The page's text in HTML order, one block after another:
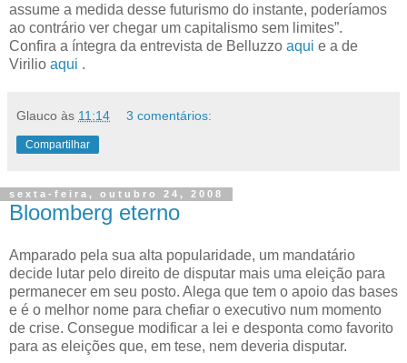
assume a medida desse futurismo do instante, poderíamos
ao contrário ver chegar um capitalismo sem limites”.
Confira a íntegra da entrevista de Belluzzo aqui e a de
Virilio aqui .
Glauco às 11:14 3 comentários:
Compartilhar
sexta-feira, outubro 24, 2008
Bloomberg eterno
Amparado pela sua alta popularidade, um mandatário
decide lutar pelo direito de disputar mais uma eleição para
permanecer em seu posto. Alega que tem o apoio das bases
e é o melhor nome para chefiar o executivo num momento
de crise. Consegue modificar a lei e desponta como favorito
para as eleições que, em tese, nem deveria disputar.